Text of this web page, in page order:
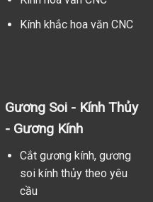
Kính khắc hoa văn CNC
Gương Soi - Kính Thủy
- Gương Kính
Cắt gương kính, gương
soi kính thủy theo yêu
cầu